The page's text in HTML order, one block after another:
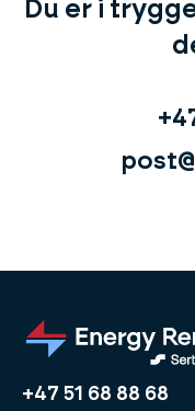
Du er i
+47 51 68 88 68